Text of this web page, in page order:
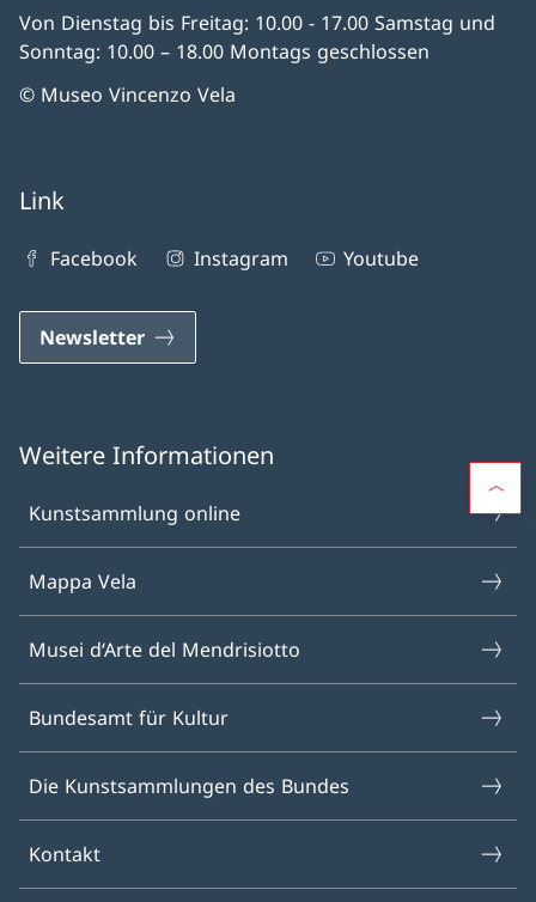
Von Dienstag bis Freitag: 10.00 - 17.00 Samstag und
Sonntag: 10.00 – 18.00 Montags geschlossen
© Museo Vincenzo Vela
Link
Facebook Instagram Youtube
Newsletter
Weitere Informationen
Kunstsammlung online
Mappa Vela
Musei d‘Arte del Mendrisiotto
Bundesamt für Kultur
Die Kunstsammlungen des Bundes
Kontakt